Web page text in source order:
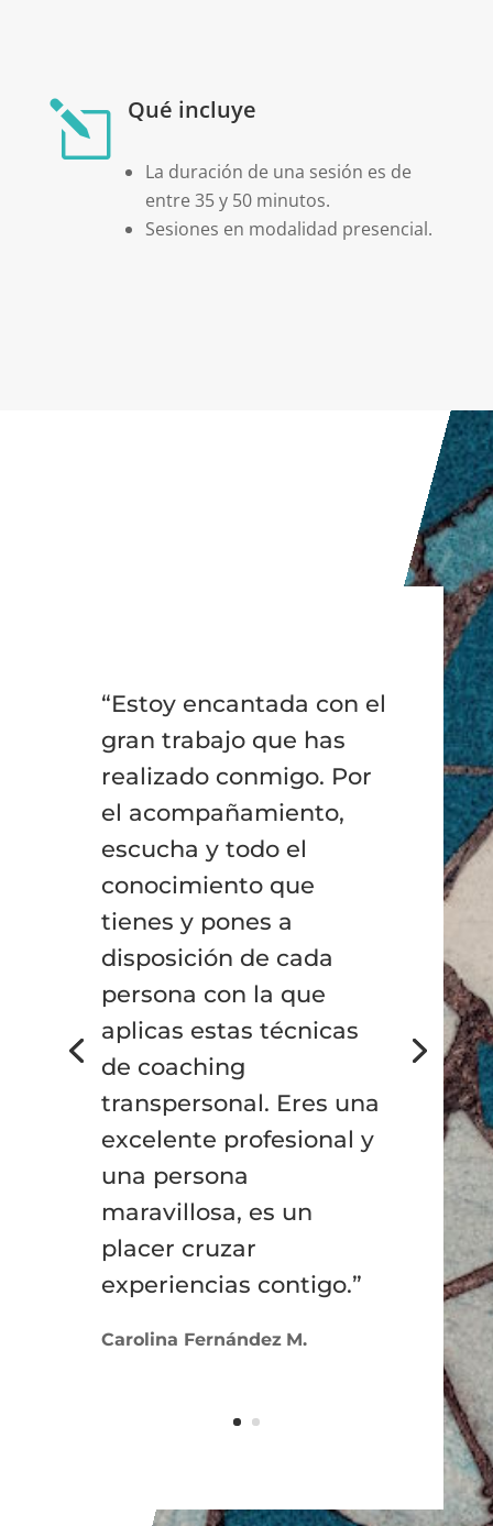
l Qué incluye
La duración de una sesión es de
entre 35 y 50 minutos.
Sesiones en modalidad presencial.
“Estoy encantada con el
gran trabajo que has
realizado conmigo. Por
el acompañamiento,
escucha y todo el
conocimiento que
tienes y pones a
disposición de cada
persona con la que
aplicas estas técnicas
de coaching
transpersonal. Eres una
excelente profesional y
una persona
maravillosa, es un
placer cruzar
experiencias contigo.”
Carolina Fernández M.